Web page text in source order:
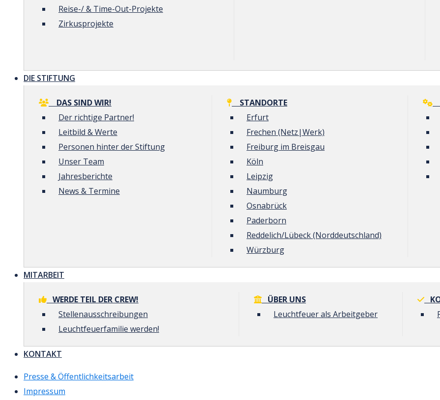
Reise-/ & Time-Out-Projekte
Zirkusprojekte
DIE STIFTUNG
DAS SIND WIR!
Der richtige Partner!
Leitbild & Werte
Personen hinter der Stiftung
Unser Team
Jahresberichte
News & Termine
STANDORTE
Erfurt
Frechen (Netz|Werk)
Freiburg im Breisgau
Köln
Leipzig
Naumburg
Osnabrück
Paderborn
Reddelich/Lübeck (Norddeutschland)
Würzburg
MITARBEIT
WERDE TEIL DER CREW!
Stellenausschreibungen
Leuchtfeuerfamilie werden!
ÜBER UNS
Leuchtfeuer als Arbeitgeber
KONTAKT
Presse & Öffentlichkeitsarbeit
Impressum